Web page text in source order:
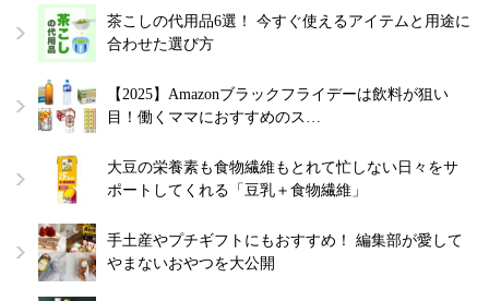
茶こしの代用品6選！ 今すぐ使えるアイテムと用途に
合わせた選び方
【2025】Amazonブラックフライデーは飲料が狙い
目！働くママにおすすめのス…
大豆の栄養素も食物繊維もとれて忙しない日々をサ
ポートしてくれる「豆乳＋食物繊維」
手土産やプチギフトにもおすすめ！ 編集部が愛して
やまないおやつを大公開